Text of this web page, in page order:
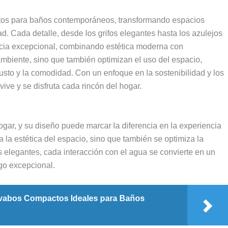
para baños contemporáneos, transformando espacios
Cada detalle, desde los grifos elegantes hasta los azulejos
excepcional, combinando estética moderna con
sino que también optimizan el uso del espacio,
y la comodidad. Con un enfoque en la sostenibilidad y los
y se disfruta cada rincón del hogar.
y su diseño puede marcar la diferencia en la experiencia
estética del espacio, sino que también se optimiza la
cada interacción con el agua se convierte en un
excepcional.
Compactos Ideales para Baños